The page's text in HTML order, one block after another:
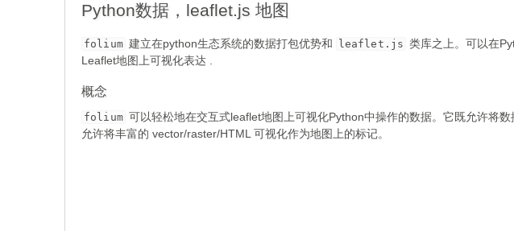
Python数据，leaflet.js 地图
folium 建立在python生态系统的数据打包优势和 leaflet.js 类库之上。可以在
Leaflet地图上可视化表达 .
概念
folium 可以轻松地在交互式leaflet地图上可视化Python中操作的数据。它既允许将
允许将丰富的 vector/raster/HTML 可视化作为地图上的标记。